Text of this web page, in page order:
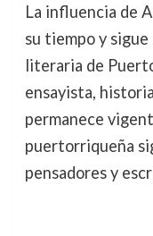
La influencia de
su tiempo y
literaria de
ensayista,
permanece
puertorriqueña
pensadores y